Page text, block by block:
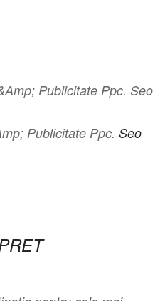
Publicitate Ppc. Seo